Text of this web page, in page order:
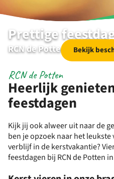
Prettige
RCN de Potten Bekijk
Heerlijk
feestdagen
RCN de Potten
Kijk jij ook alweer uit naar de
ben je opzoek naar het
verblijf in de kerstvakantie?
feestdagen bij RCN de Potten